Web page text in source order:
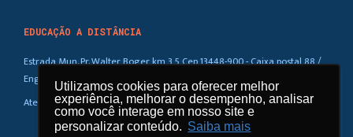
Utilizamos cookies para oferecer melhor
experiência, melhorar o desempenho, analisar
como você interage em nosso site e
personalizar conteúdo. Saiba mais
Utilizamos cookies para oferecer melhor
experiência, melhorar o desempenho, analisar
como você interage em nosso site e
personalizar conteúdo. Saiba mais
EDUCAÇÃO A DISTÂNCIA
Estrada Mun. Pr. Walter Boger, km 3,5 Cep 13448-900 - Caixa postal 88 /
Eng. Coelho – SP
Atendimento:0800 948 0048